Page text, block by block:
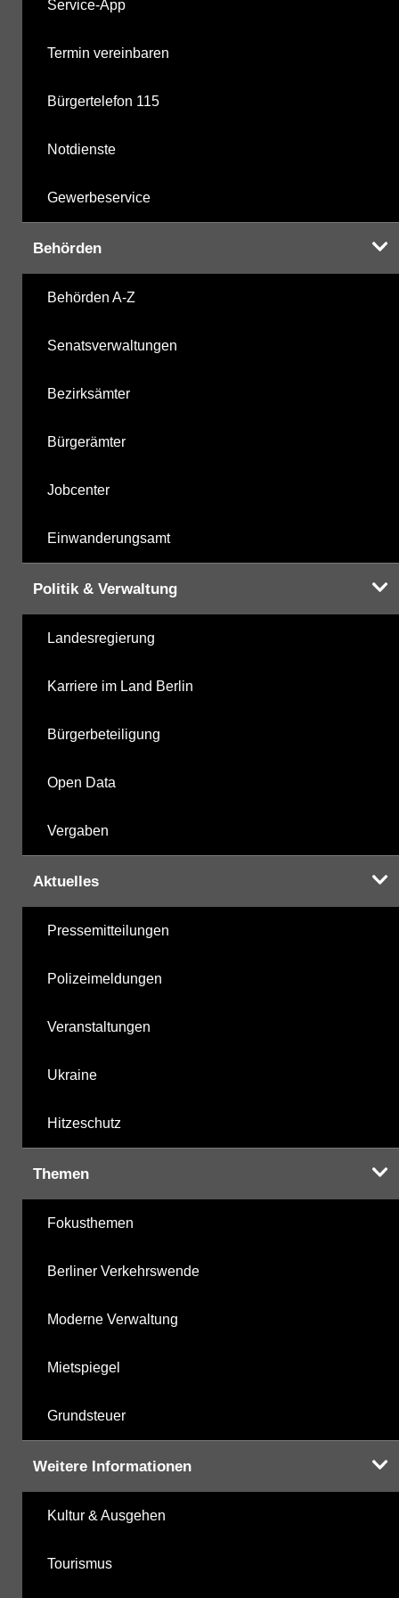
Service-App
Termin vereinbaren
Bürgertelefon 115
Notdienste
Gewerbeservice
Behörden
Behörden A-Z
Senatsverwaltungen
Bezirksämter
Bürgerämter
Jobcenter
Einwanderungsamt
Politik & Verwaltung
Landesregierung
Karriere im Land Berlin
Bürgerbeteiligung
Open Data
Vergaben
Aktuelles
Pressemitteilungen
Polizeimeldungen
Veranstaltungen
Ukraine
Hitzeschutz
Themen
Fokusthemen
Berliner Verkehrswende
Moderne Verwaltung
Mietspiegel
Grundsteuer
Weitere Informationen
Kultur & Ausgehen
Tourismus